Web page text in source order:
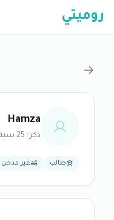
روميتي
Hamza
ذكر · 25 سنة · السودان · الرياض
طالب غير مدخن